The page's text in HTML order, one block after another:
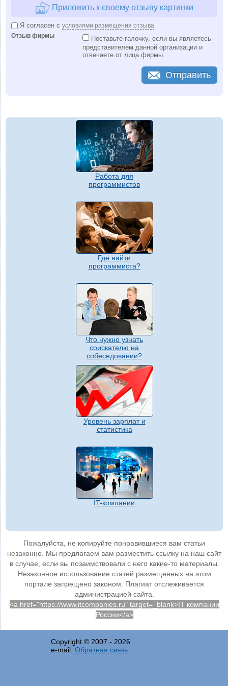
Приложить к своему отзыву картинки
Я согласен с условиями размещения отзыва
Отзыв фирмы
Поставьте галочку, если вы являетесь
представителем данной организации и
отвечаете от лица фирмы.
Отправить
Работа для
программистов
Где найти
программиста?
Что нужно узнать
соискателю на
собеседовании?
Уровень зарплат и
статистика
IT-компании
Пожалуйста, не копируйте понравившиеся вам статьи
незаконно. Мы предлагаем вам разместить ссылку на наш сайт
в случае, если вы позаимствовали с него какие-то материалы.
Незаконное использование статей размещенных на этом
портале запрещено законом. Плагиат отслеживается
администрацией сайта.
<a href="https://www.itcompanies.ru" target=_blank>IT компании
России</a>
Copyright © 2007 - 2026
e-mail: Обратная связь